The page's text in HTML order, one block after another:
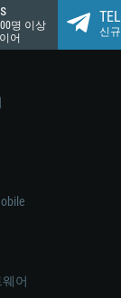
명 이상
어
신
어